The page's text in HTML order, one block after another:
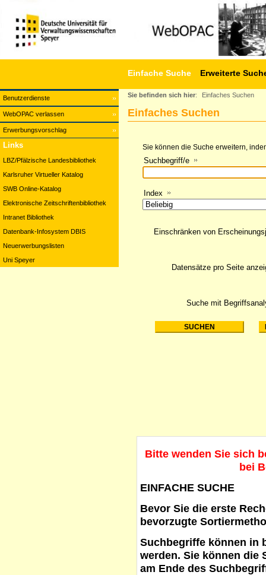
Benutzerdienste
WebOPAC verlassen
Erwerbungsvorschlag
Einfache Suche Erweiterte
Links
LBZ/Pfälzische Landesbibliothek
Karlsruher Virtueller Katalog
SWB Online-Katalog
Elektronische Zeitschriftenbibliothek
Intranet Bibliothek
Datenbank-Infosystem DBIS
Neuerwerbungslisten
Uni Speyer
Sie befinden sich hier: Einfaches Suchen
Einfaches Suchen
Sie können die Suche erweitern,
Suchbegriff/e
Index
Suche mit
Einschränken von
Datensätze pro Seite
Bitte wenden Sie sich
bei
EINFACHE SUCHE
Bevor Sie die erste
bevorzugte
Suchbegriffe können in
werden. Sie können die
am Ende des